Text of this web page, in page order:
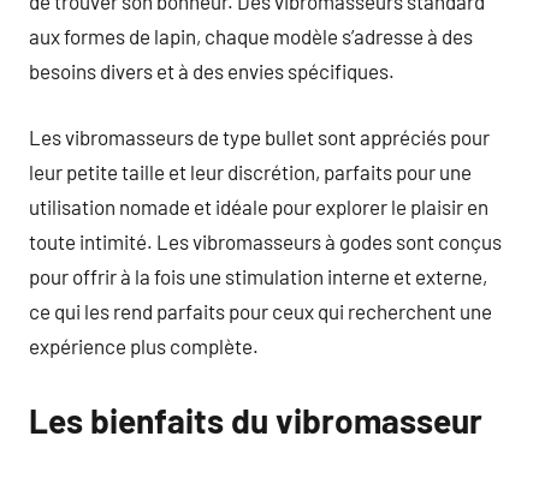
aux formes de lapin, chaque modèle s’adresse à des
besoins divers et à des envies spécifiques.
Les vibromasseurs de type bullet sont appréciés pour
leur petite taille et leur discrétion, parfaits pour une
utilisation nomade et idéale pour explorer le plaisir en
toute intimité. Les vibromasseurs à godes sont conçus
pour offrir à la fois une stimulation interne et externe,
ce qui les rend parfaits pour ceux qui recherchent une
expérience plus complète.
Les bienfaits du vibromasseur